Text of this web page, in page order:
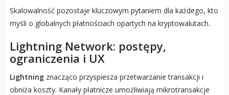
Skalowalność pozostaje kluczowym pytaniem dla każdego, kto
myśli o globalnych płatnościach opartych na kryptowalutach.
Lightning Network: postępy,
ograniczenia i UX
Lightningznacząco przyspiesza przetwarzanie transakcji i
obniża koszty. Kanały płatnicze umożliwiają mikrotransakcje